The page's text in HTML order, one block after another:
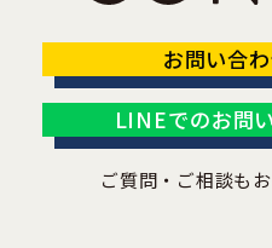
お問い合
LINEでのお問
ご質問・ご相談も